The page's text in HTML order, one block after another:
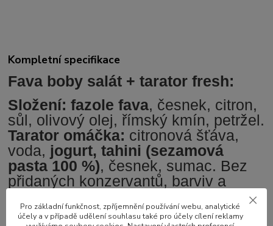
Kompletní specifikace
Fava boby salát + tarator fresh:
Složení: fazole fava, česnek, citron,
sůl, olivový olej, římský kmín, petržel.
Tarator omáčka: citronová šťáva,
voda, jogurt, tahini (sezamová
pasta 100 %), česnek, sumac. Bez
přidaných konzervantů, barviv a
Hmotnost:225g
Pro základní funkčnost, zpříjemnění používání webu, analytické
účely a v případě udělení souhlasu také pro účely cílení reklamy